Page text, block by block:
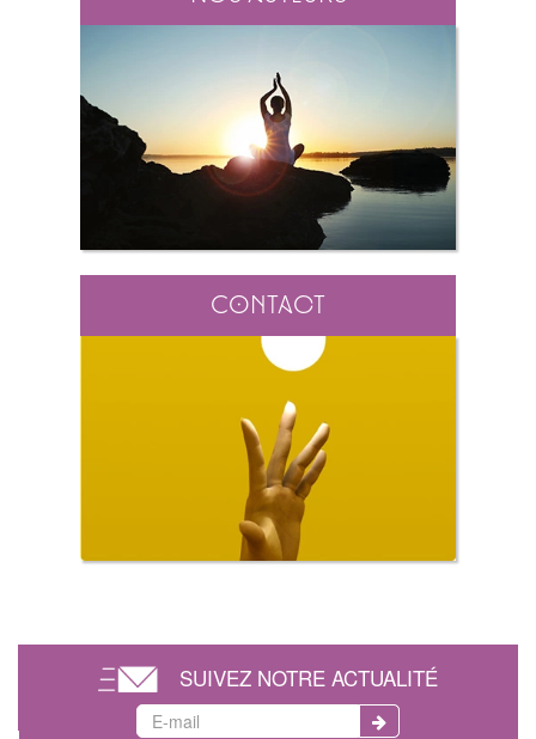
Contact
SUIVEZ NOTRE ACTUALITÉ